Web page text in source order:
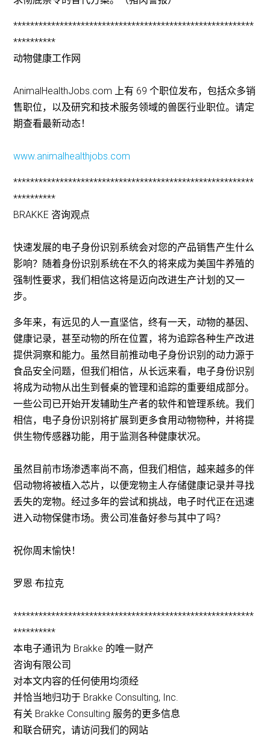
*********************************************************
**********
动物健康工作网
AnimalHealthJobs.com 上有 69 个职位发布，包括众多销
售职位，以及研究和技术服务领域的兽医行业职位。请定
期查看最新动态！
www.animalhealthjobs.com
*********************************************************
**********
BRAKKE 咨询观点
快速发展的电子身份识别系统会对您的产品销售产生什么
影响？随着身份识别系统在不久的将来成为美国牛养殖的
强制性要求，我们相信这将是迈向改进生产计划的又一
步。
多年来，有远见的人一直坚信，终有一天，动物的基因、
健康记录，甚至动物的所在位置，将为追踪各种生产改进
提供洞察和能力。虽然目前推动电子身份识别的动力源于
食品安全问题，但我们相信，从长远来看，电子身份识别
将成为动物从出生到餐桌的管理和追踪的重要组成部分。
一些公司已开始开发辅助生产者的软件和管理系统。我们
相信，电子身份识别将扩展到更多食用动物物种，并将提
供生物传感器功能，用于监测各种健康状况。
虽然目前市场渗透率尚不高，但我们相信，越来越多的伴
侣动物将被植入芯片，以便宠物主人存储健康记录并寻找
丢失的宠物。经过多年的尝试和挑战，电子时代正在迅速
进入动物保健市场。贵公司准备好参与其中了吗？
祝你周末愉快！
罗恩·布拉克
*********************************************************
**********
本电子通讯为 Brakke 的唯一财产
咨询有限公司
对本文内容的任何使用均须经
并恰当地归功于 Brakke Consulting, Inc.
有关 Brakke Consulting 服务的更多信息
和联合研究，请访问我们的网站